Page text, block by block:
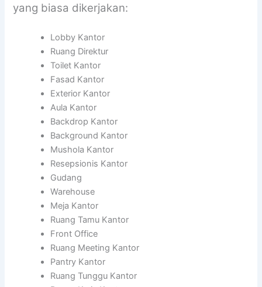
yang biasa dikerjakan:
Lobby Kantor
Ruang Direktur
Toilet Kantor
Fasad Kantor
Exterior Kantor
Aula Kantor
Backdrop Kantor
Background Kantor
Mushola Kantor
Resepsionis Kantor
Gudang
Warehouse
Meja Kantor
Ruang Tamu Kantor
Front Office
Ruang Meeting Kantor
Pantry Kantor
Ruang Tunggu Kantor